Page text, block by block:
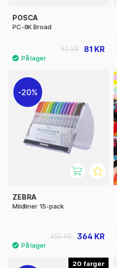
POSCA
PC-8K Broad
81 KR
90 KR
20%
ZEBRA
Mildliner 15-pack
364 KR
455 KR
20